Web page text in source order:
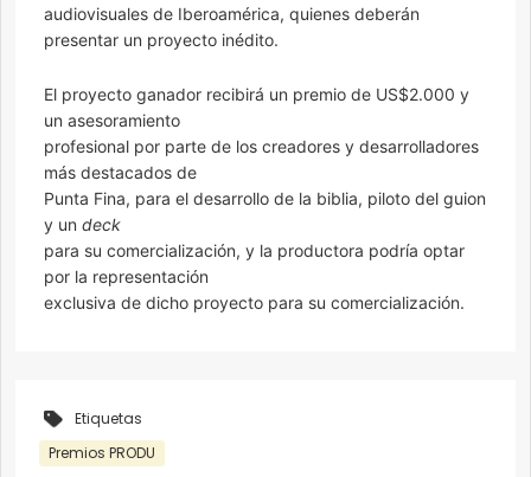
audiovisuales de Iberoamérica, quienes deberán
presentar un proyecto inédito.
El proyecto ganador recibirá un premio de US$2.000 y
un asesoramiento
profesional por parte de los creadores y desarrolladores
más destacados de
Punta Fina, para el desarrollo de la biblia, piloto del guion
y un deck
para su comercialización, y la productora podría optar
por la representación
exclusiva de dicho proyecto para su comercialización.
Etiquetas
Premios PRODU